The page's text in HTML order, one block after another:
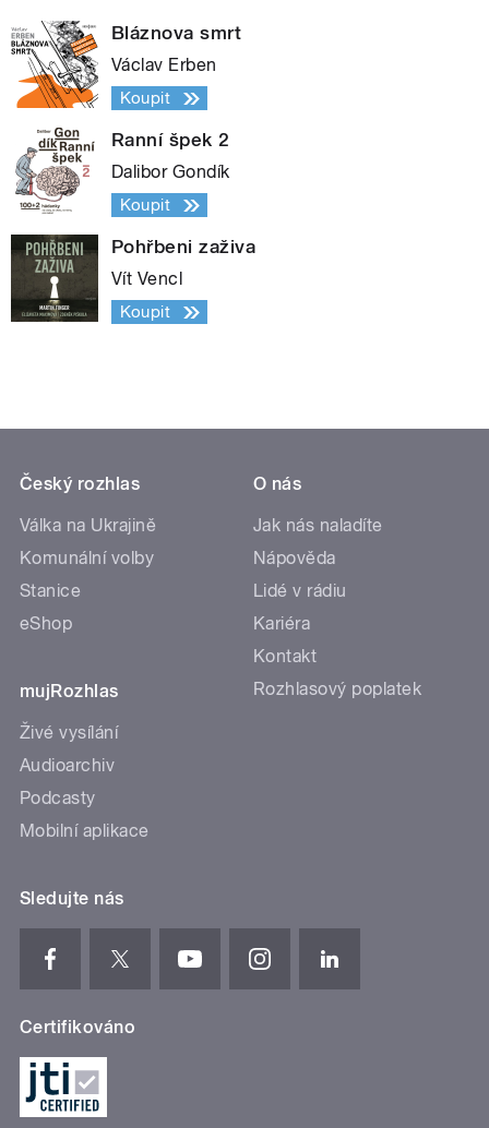
Bláznova smrt
Václav Erben
Koupit
Ranní špek 2
Dalibor Gondík
Koupit
Pohřbeni zaživa
Vít Vencl
Koupit
Český rozhlas
Válka na Ukrajině
Komunální volby
Stanice
eShop
mujRozhlas
Živé vysílání
Audioarchiv
Podcasty
Mobilní aplikace
O nás
Jak nás naladíte
Nápověda
Lidé v rádiu
Kariéra
Kontakt
Rozhlasový poplatek
Sledujte nás
Certifikováno